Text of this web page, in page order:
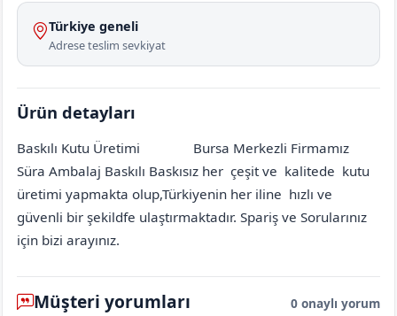
Türkiye geneli
Adrese teslim sevkiyat
Ürün detayları
Baskılı Kutu Üretimi
Bursa Merkezli Firmamız
Süra Ambalaj Baskılı Baskısız her çeşit ve kalitede kutu
üretimi yapmakta olup,Türkiyenin her iline hızlı ve
güvenli bir şekildfe ulaştırmaktadır. Spariş ve Sorularınız
için bizi arayınız.
Müşteri yorumları 0 onaylı yorum